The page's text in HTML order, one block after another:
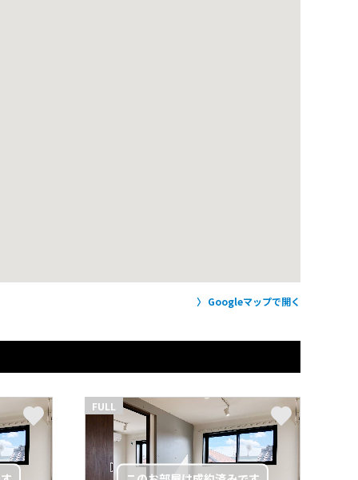
Googleマップで開く
FULL